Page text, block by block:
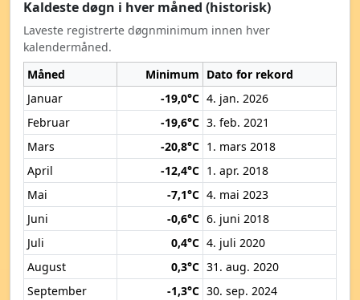
Kaldeste døgn i hver måned (historisk)
Laveste registrerte døgnminimum innen hver
kalendermåned.
Måned
Minimum Dato for rekord
Januar
-19,0°C 4. jan. 2026
Februar
-19,6°C 3. feb. 2021
Mars
-20,8°C 1. mars 2018
April
-12,4°C 1. apr. 2018
Mai
-7,1°C 4. mai 2023
Juni
-0,6°C 6. juni 2018
Juli
0,4°C 4. juli 2020
August
0,3°C 31. aug. 2020
September
-1,3°C 30. sep. 2024